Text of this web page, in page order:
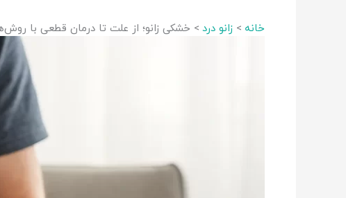
خانه زانو درد خشکی زانو؛ از علت تا درمان قطعی با